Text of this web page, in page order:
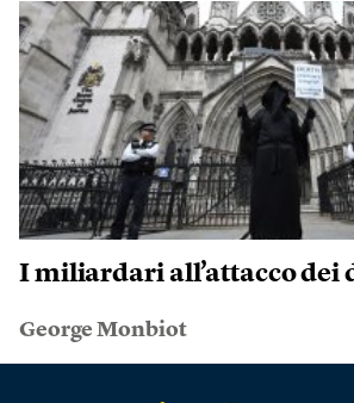
I miliardari all’attacco
George Monbiot